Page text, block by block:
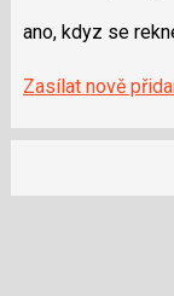
ano, kdyz se
Zasílat nově